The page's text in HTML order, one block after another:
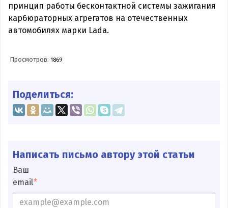
принцип работы бесконтактной системы зажигания
карбюраторных агрегатов на отечественных
автомобилях марки Lada.
Просмотров:1869
Поделиться:
Написать письмо автору этой статьи
Ваш
email